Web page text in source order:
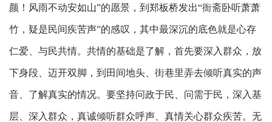
颜！风雨不动安如山”的愿景，到郑板桥发出“衙斋卧听萧萧
竹，疑是民间疾苦声”的感叹，其中最深沉的底色就是心存
仁爱、与民共情。共情的基础是了解，首先要深入群众，放
下身段、迈开双脚，到田间地头、街巷里弄去倾听真实的声
音、了解真实的情况。要坚持问政于民、问需于民，深入基
层、深入群众，真诚倾听群众呼声、真情关心群众疾苦。无